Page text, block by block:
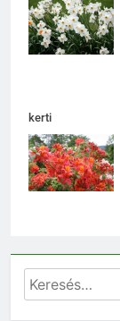
poeticus)
kerti
rododendron
Keresés: